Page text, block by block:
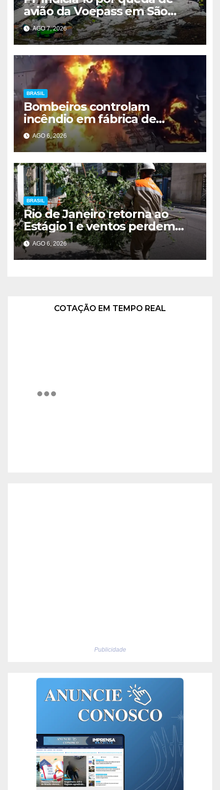
avião da Voepass em São
Paulo
AGO 7, 2026
BRASIL
Bombeiros controlam
incêndio em fábrica de
Itaquaquecetuba após 33
horas
AGO 6, 2026
BRASIL
Rio de Janeiro retorna ao
Estágio 1 e ventos perdem
intensidade
AGO 6, 2026
COTAÇÃO EM TEMPO REAL
Publicidade